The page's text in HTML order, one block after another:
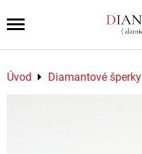
Úvod Diamantové šperky